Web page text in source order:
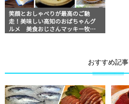
笑顔とおしゃべりが最高のご馳
走！美味しい高知のおばちゃんグ
ルメ 美食おじさんマッキー牧元
おすすめ記事